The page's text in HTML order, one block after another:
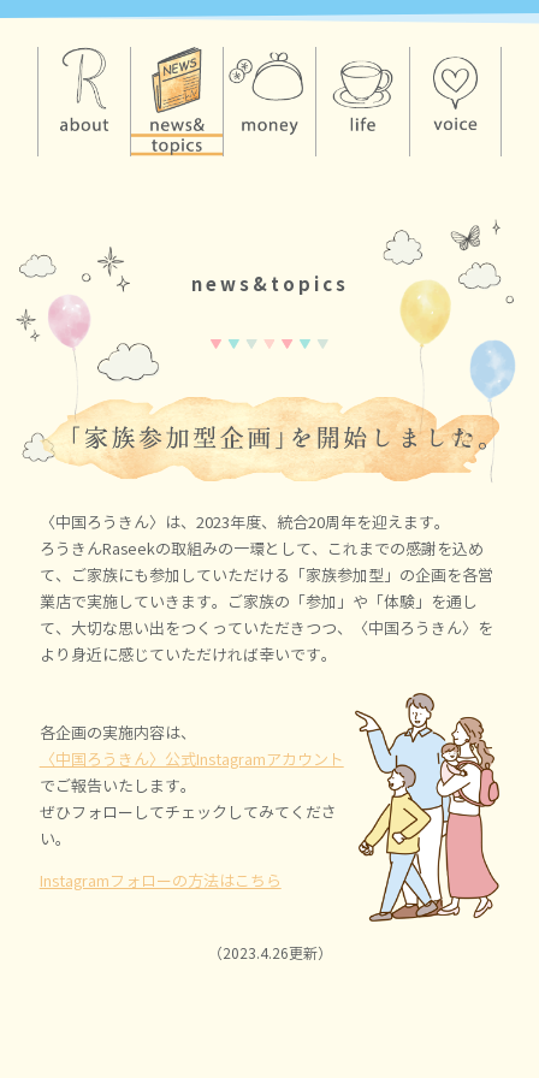
news&topics
〈中国ろうきん〉は、2023年度、統合20周年を迎えます。
ろうきんRaseekの取組みの一環として、これまでの感謝を込め
て、ご家族にも参加していただける「家族参加型」の企画を各営
業店で実施していきます。ご家族の「参加」や「体験」を通し
て、大切な思い出をつくっていただきつつ、〈中国ろうきん〉を
より身近に感じていただければ幸いです。
各企画の実施内容は、
〈中国ろうきん〉公式Instagramアカウント
でご報告いたします。
ぜひフォローしてチェックしてみてくださ
い。
Instagramフォローの方法はこちら
（2023.4.26更新）